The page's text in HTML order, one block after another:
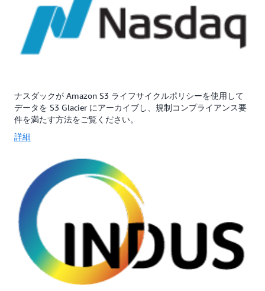
ナスダックが Amazon S3 ライフサイクルポリシーを使用して
データを S3 Glacier にアーカイブし、規制コンプライアンス要
件を満たす方法をご覧ください。
詳細